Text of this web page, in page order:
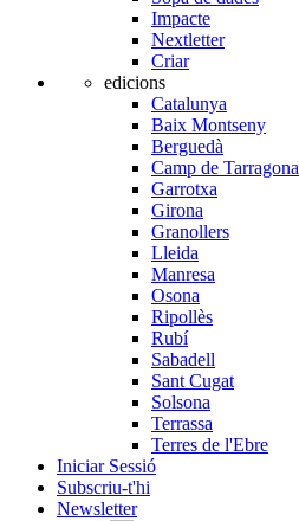
Impacte
Nextletter
Criar
edicions
Catalunya
Baix Montseny
Berguedà
Camp de Tarragona
Garrotxa
Girona
Granollers
Lleida
Manresa
Osona
Ripollès
Rubí
Sabadell
Sant Cugat
Solsona
Terrassa
Terres de l'Ebre
Iniciar Sessió
Subscriu-t'hi
Newsletter